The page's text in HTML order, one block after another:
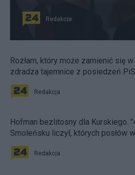
Redakcja
Rozłam, który może zamienić się
zdradza tajemnice z posiedzeń PiS
Redakcja
Hofman bezlitosny dla Kurskiego.
Smoleńsku liczył, których posłów
Redakcja